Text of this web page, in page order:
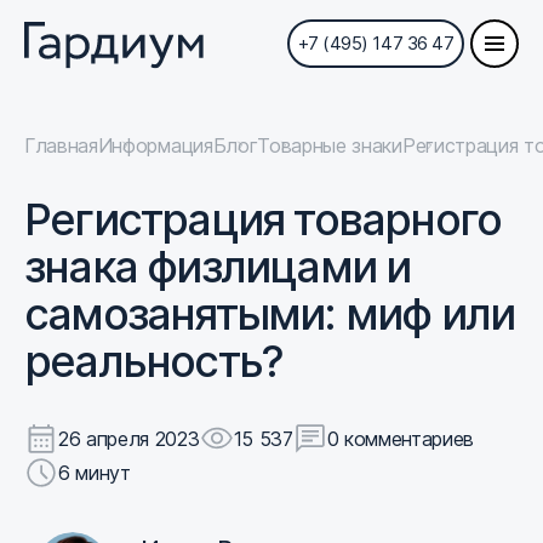
+7 (495) 147 36 47
ГлавнаяИнформацияБлогТоварные знакиРегистрация
Регистрация товарного
знака физлицами и
самозанятыми: миф или
реальность?
26 апреля 2023 15 537
0 комментариев
6 минут